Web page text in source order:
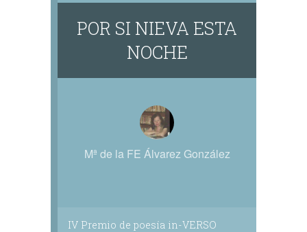
POR SI NIEVA ESTA
NOCHE
Mª de la FE Álvarez González
IV Premio de poesía in-VERSO